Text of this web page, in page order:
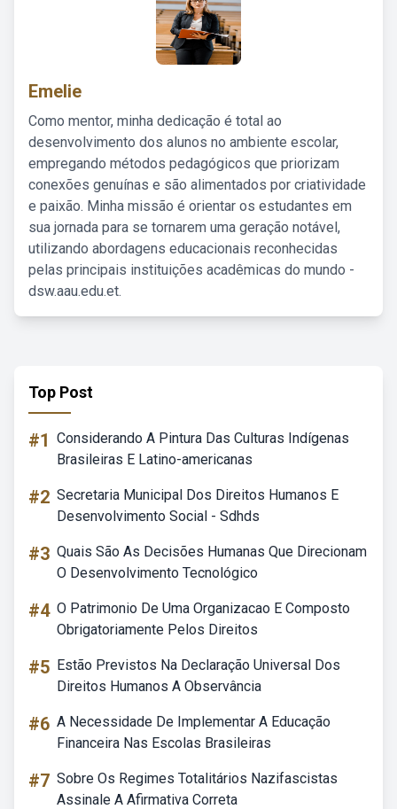
Emelie
Como mentor, minha dedicação é total ao
desenvolvimento dos alunos no ambiente escolar,
empregando métodos pedagógicos que priorizam
conexões genuínas e são alimentados por criatividade
e paixão. Minha missão é orientar os estudantes em
sua jornada para se tornarem uma geração notável,
utilizando abordagens educacionais reconhecidas
pelas principais instituições acadêmicas do mundo -
dsw.aau.edu.et.
Top Post
#1 Considerando A Pintura Das Culturas Indígenas
Brasileiras E Latino-americanas
#2 Secretaria Municipal Dos Direitos Humanos E
Desenvolvimento Social - Sdhds
#3 Quais São As Decisões Humanas Que Direcionam
O Desenvolvimento Tecnológico
#4 O Patrimonio De Uma Organizacao E Composto
Obrigatoriamente Pelos Direitos
#5 Estão Previstos Na Declaração Universal Dos
Direitos Humanos A Observância
#6 A Necessidade De Implementar A Educação
Financeira Nas Escolas Brasileiras
#7 Sobre Os Regimes Totalitários Nazifascistas
Assinale A Afirmativa Correta